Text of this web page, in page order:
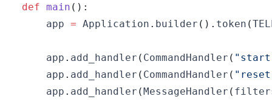
def main ( ) :
    app
= Application . builder ( ) . token (
    app
. add_handler ( CommandHandler (
    app
. add_handler ( CommandHandler (
    app
. add_handler (MessageHandler (